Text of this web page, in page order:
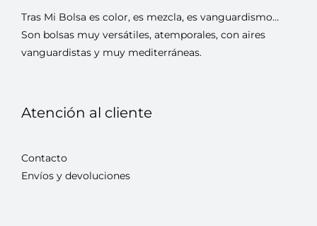
Tras Mi Bolsa es color, es mezcla, es vanguardismo…
Son bolsas muy versátiles, atemporales, con aires
vanguardistas y muy mediterráneas.
Atención al cliente
Contacto
Envíos y devoluciones